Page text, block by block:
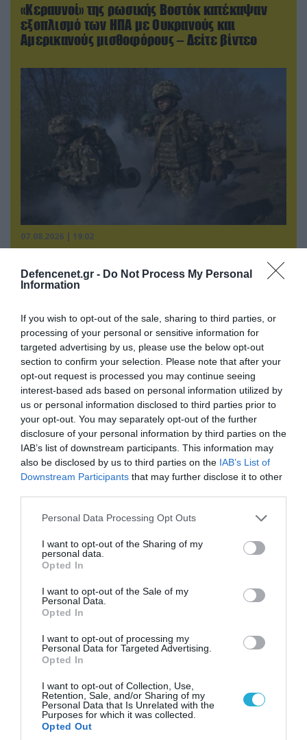
Defencenet.gr - Do Not Process My Personal
Information
If you wish to opt-out of the sale, sharing to third parties, or
processing of your personal or sensitive information for
targeted advertising by us, please use the below opt-out
section to confirm your selection. Please note that after your
opt-out request is processed you may continue seeing
interest-based ads based on personal information utilized by
us or personal information disclosed to third parties prior to
your opt-out. You may separately opt-out of the further
disclosure of your personal information by third parties on the
IAB’s list of downstream participants. This information may
also be disclosed by us to third parties on the IAB’s List of
Downstream Participants that may further disclose it to other
Please note that this website/app uses one or more Google
not limited to your visit or usage behaviour. You may click to
grant or deny consent to Google and its third-party tags to
use your data for below specified purposes in below Google
consent section.
Personal Data Processing Opt Outs
I want to opt-out of the Sharing of my
personal data.
Opted In
I want to opt-out of the Sale of my
Personal Data.
Opted In
I want to opt-out of processing my
Personal Data for Targeted Advertising.
Opted In
I want to opt-out of Collection, Use,
Retention, Sale, and/or Sharing of my
Personal Data that Is Unrelated with the
Purposes for which it was collected.
Opted Out
«Κεραυνοί» της ρωσικής Βοστόκ κατέκαψαν
εξοπλισμό των ΗΠΑ με Ουκρανούς και
Αμερικανούς μισθοφόρους – Δείτε βίντεο
07.08.2026 | 19:02
αντεπίθεση στο Κολομίγτσι: Δείτε το πριν & το
μετά της προσπάθειάς τους (βίντεο)
07.08.2026 | 20:02
Ο Γιάννης Αλαφούζος «τέλειωσε» τον
Κωνσταντίνο Ζούλα από τον ΣΚΑΪ – Ο λόγος της